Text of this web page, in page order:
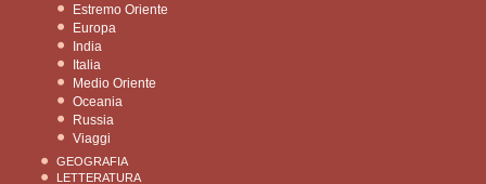
Estremo Oriente
Europa
India
Italia
Medio Oriente
Oceania
Russia
Viaggi
GEOGRAFIA
LETTERATURA